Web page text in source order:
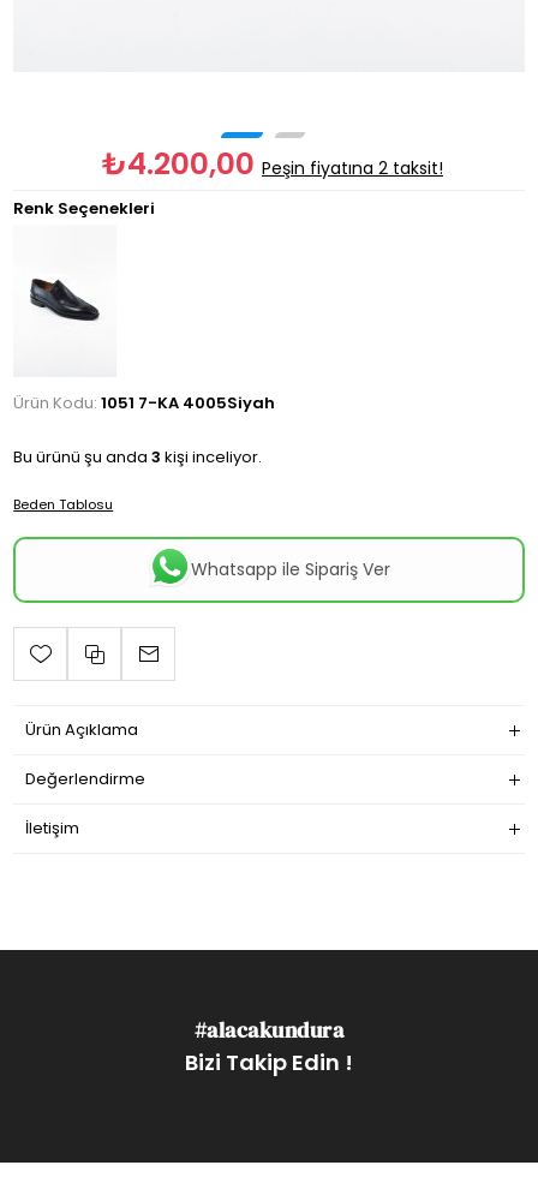
₺4.200,00 Peşin fiyatına 2 taksit!
Renk Seçenekleri
Ürün Kodu: 1051 7-KA 4005Siyah
Bu ürünü şu anda3 kişi inceliyor.
Beden Tablosu
Whatsapp ile Sipariş Ver
Ürün Açıklama
Değerlendirme
İletişim
#alacakundura
Bizi Takip Edin !